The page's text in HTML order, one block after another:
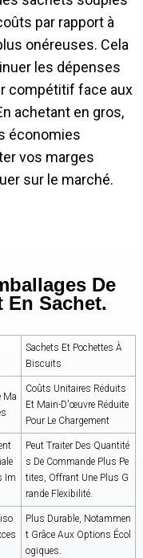
par rapport à
onéreuses. Cela
les dépenses
compétitif face aux
achetant en gros,
économies
vos marges
sur le marché.
De
Sachet.
Sachets Et Pochettes À
Biscuits
Ma
Coûts Unitaires Réduits
Et Main-D'œuvre Réduite
Pour Le Chargement
Im
Peut Traiter Des Quantité
S De Commande Plus Pe
Tites, Offrant Une Plus G
Rande Flexibilité.
Plus Durable, Notammen
T Grâce Aux Options Écol
Ogiques.